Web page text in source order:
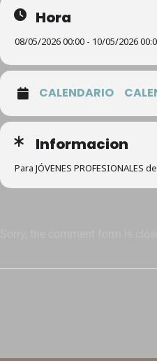
Hora
08/05/2026 00:00 - 10/05/2026
CALENDARIO
Informacion
Para JÓVENES PROFESIONALES